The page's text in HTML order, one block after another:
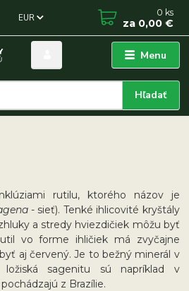
Menu
EUR
Hľadať
0 ks
za 0,00 €
rutilu, ktorého názov je
- sieť). Tenké ihlicovité kryštály
a stredy hviezdičiek môžu byť
vo forme ihličiek má zvyčajne
aj červený. Je to bežný minerál v
ložiská sagenitu sú napríklad v
z Brazílie.